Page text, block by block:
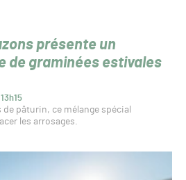
présente un
de graminées estivales
pâturin, ce mélange spécial
les arrosages.